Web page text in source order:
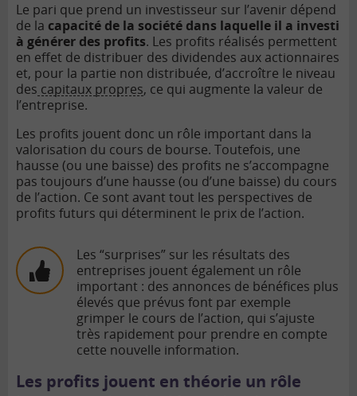
Le pari que prend un investisseur sur l’avenir dépend
de la capacité de la société dans laquelle il a investi
à générer des profits. Les profits réalisés permettent
en effet de distribuer des dividendes aux actionnaires
et, pour la partie non distribuée, d’accroître le niveau
des capitaux propres, ce qui augmente la valeur de
l’entreprise.
Les profits jouent donc un rôle important dans la
valorisation du cours de bourse. Toutefois, une
hausse (ou une baisse) des profits ne s’accompagne
pas toujours d’une hausse (ou d’une baisse) du cours
de l’action. Ce sont avant tout les perspectives de
profits futurs qui déterminent le prix de l’action.
Les “surprises” sur les résultats des
entreprises jouent également un rôle
important : des annonces de bénéfices plus
élevés que prévus font par exemple
grimper le cours de l’action, qui s’ajuste
très rapidement pour prendre en compte
cette nouvelle information.
Les profits jouent en théorie un rôle